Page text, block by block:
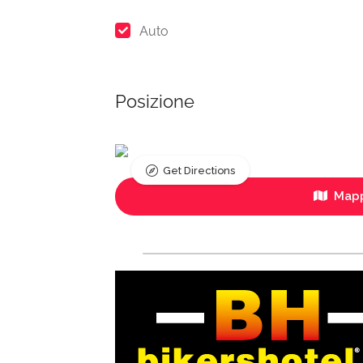
Auto
Posizione
Get Directions